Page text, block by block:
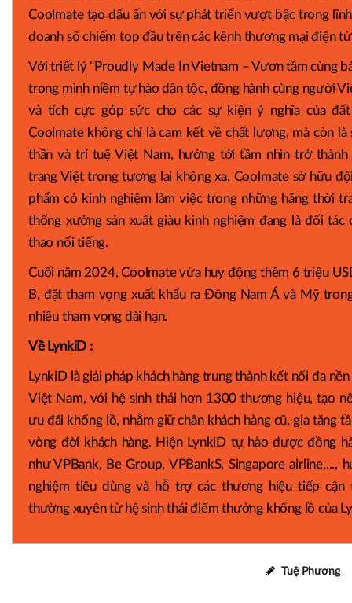
Coolmate tạo dấu ấn với sự phát triển vượt bậc trong
doanh số chiếm top đầu trên các kênh thương mại điện
Với triết lý "Proudly Made In Vietnam – Vươn tầm cùng
trong mình niềm tự hào dân tộc, đồng hành cùng người
và tích cực góp sức cho các sự kiện ý nghĩa của
Coolmate không chỉ là cam kết về chất lượng, mà còn
thần và trí tuệ Việt Nam, hướng tới tầm nhìn trở
trang Việt trong tương lai không xa. Coolmate sở hữu
phẩm có kinh nghiệm làm việc trong những hãng thời
thống xưởng sản xuất giàu kinh nghiệm đang là đối
thao nổi tiếng.
Cuối năm 2024, Coolmate vừa huy động thêm 6 triệu
B, đặt tham vọng xuất khẩu ra Đông Nam Á và Mỹ
nhiều tham vọng dài hạn.
Về LynkiD :
LynkiD là giải pháp khách hàng trung thành kết nối đa
Việt Nam, với hệ sinh thái hơn 1300 thương hiệu, tạo
ưu đãi khổng lồ, nhằm giữ chân khách hàng cũ, gia tăng
vòng đời khách hàng. Hiện LynkiD tự hào được đồng
như VPBank, Be Group, VPBankS, Singapore airline,...,
nghiệm tiêu dùng và hỗ trợ các thương hiệu tiếp cận
thường xuyên từ hệ sinh thái điểm thưởng khổng lồ của
Tuệ Phương